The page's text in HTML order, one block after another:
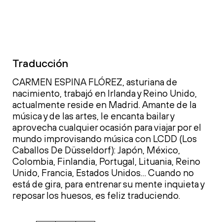
Traducción
CARMEN ESPINA FLÓREZ, asturiana de
nacimiento, trabajó en Irlanda y Reino Unido,
actualmente reside en Madrid. Amante de la
música y de las artes, le encanta bailar y
aprovecha cualquier ocasión para viajar por el
mundo improvisando música con LCDD (Los
Caballos De Düsseldorf): Japón, México,
Colombia, Finlandia, Portugal, Lituania, Reino
Unido, Francia, Estados Unidos… Cuando no
está de gira, para entrenar su mente inquieta y
reposar los huesos, es feliz traduciendo.